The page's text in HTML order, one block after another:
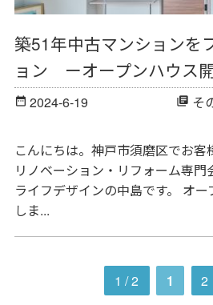
築51年中古マンションを
ョン ーオープンハウス
date_range 2024-6-19 library_books そ
こんにちは。神戸市須磨区でお客
リノベーション・リフォーム専門
ライフデザインの中島です。 オ
しま...
1 / 2 1 2